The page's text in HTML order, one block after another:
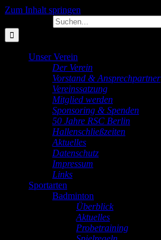
Zum Inhalt springen
Unser Verein
Der Verein
Vorstand & Ansprechpartner
Vereinssatzung
Mitglied werden
Sponsoring & Spenden
50 Jahre RSC Berlin
Hallenschließzeiten
Aktuelles
Datenschutz
Impressum
Links
Sportarten
Badminton
Überblick
Aktuelles
Probetraining